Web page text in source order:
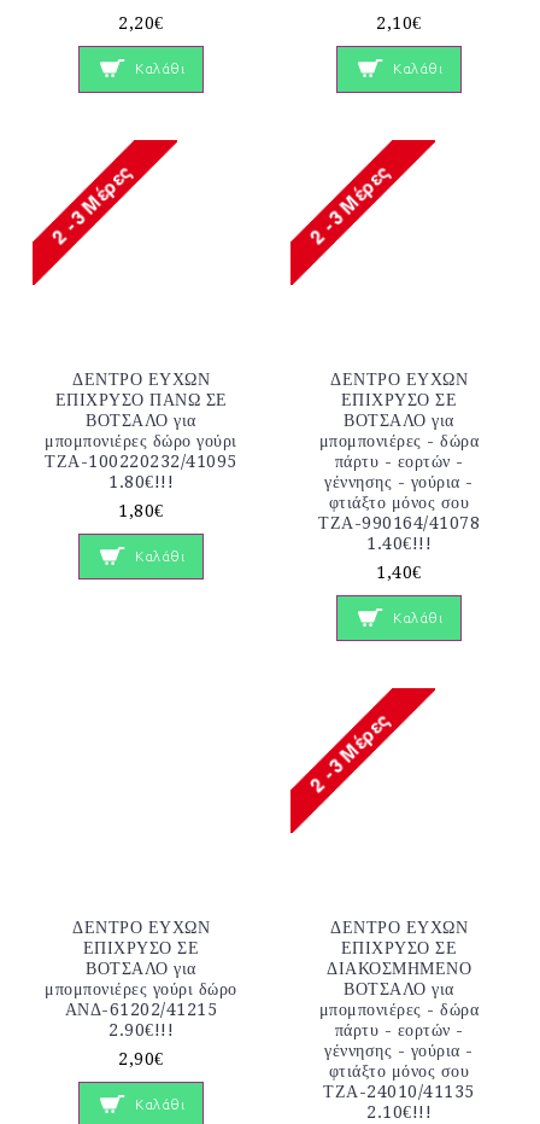
2,20€
Καλάθι
2,10€
Καλάθι
ΔΕΝΤΡΟ ΕΥΧΩΝ
ΕΠΙΧΡΥΣΟ ΠΑΝΩ ΣΕ
ΒΟΤΣΑΛΟ για
μπομπονιέρες δώρο γούρι
ΤΖΑ-100220232/41095
1.80€!!!
1,80€
Καλάθι
ΔΕΝΤΡΟ ΕΥΧΩΝ
ΕΠΙΧΡΥΣΟ ΣΕ
ΒΟΤΣΑΛΟ για
μπομπονιέρες - δώρα
πάρτυ - εορτών -
γέννησης - γούρια -
φτιάξτο μόνος σου
ΤΖΑ-990164/41078
1.40€!!!
1,40€
Καλάθι
ΔΕΝΤΡΟ ΕΥΧΩΝ
ΕΠΙΧΡΥΣΟ ΣΕ
ΒΟΤΣΑΛΟ για
μπομπονιέρες γούρι δώρο
ΑΝΔ-61202/41215
2.90€!!!
2,90€
Καλάθι
ΔΕΝΤΡΟ ΕΥΧΩΝ
ΕΠΙΧΡΥΣΟ ΣΕ
ΔΙΑΚΟΣΜΗΜΕΝΟ
ΒΟΤΣΑΛΟ για
μπομπονιέρες - δώρα
πάρτυ - εορτών -
γέννησης - γούρια -
φτιάξτο μόνος σου
ΤΖΑ-24010/41135
2.10€!!!